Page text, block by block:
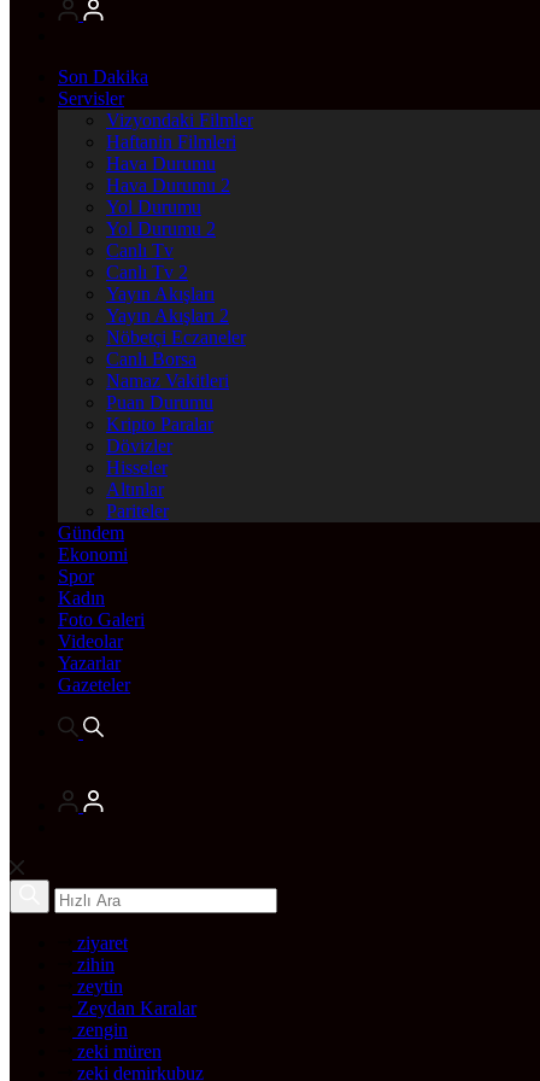
Son Dakika
Servisler
Vizyondaki Filmler
Haftanin Filmleri
Hava Durumu
Hava Durumu 2
Yol Durumu
Yol Durumu 2
Canlı Tv
Canlı Tv 2
Yayın Akışları
Yayın Akışları 2
Nöbetçi Eczaneler
Canlı Borsa
Namaz Vakitleri
Puan Durumu
Kripto Paralar
Dövizler
Hisseler
Altınlar
Pariteler
Gündem
Ekonomi
Spor
Kadın
Foto Galeri
Videolar
Yazarlar
Gazeteler
ziyaret
zihin
zeytin
Zeydan Karalar
zengin
zeki müren
zeki demirkubuz